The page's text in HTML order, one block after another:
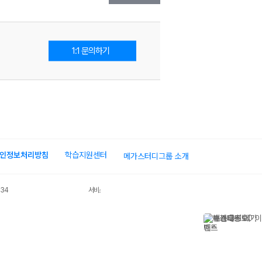
1:1 문의하기
정보처리방침 학습지원센터 메가스터디그룹 소개
서비스 가입사실 확인